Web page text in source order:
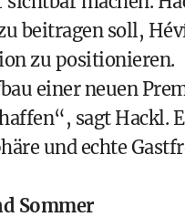
beitragen soll,
zu positionieren.
einer neuen
sagt Hackl.
und echte
Sommer